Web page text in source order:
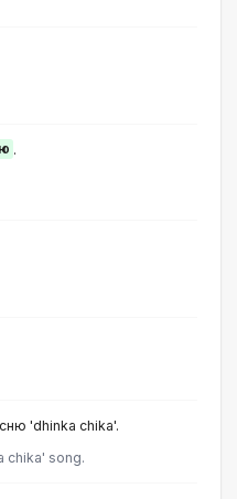
.
'dhinka chika'.
chika' song.